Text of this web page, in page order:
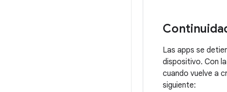
Las apps se
dispositivo. Con
cuando vuelve a
siguiente: